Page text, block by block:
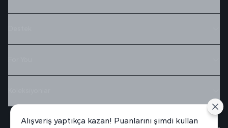
Alışveriş yaptıkça kazan! Puanlarını şimdi kullan